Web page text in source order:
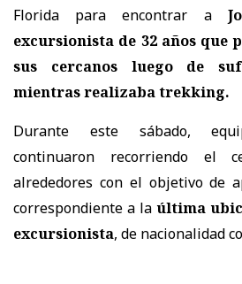
Florida para encontrar a
excursionista de 32 años que
sus cercanos luego de
mientras realizaba trekking.
Durante este sábado,
continuaron recorriendo el
alrededores con el objetivo de
correspondiente a la última
excursionista, de nacionalidad